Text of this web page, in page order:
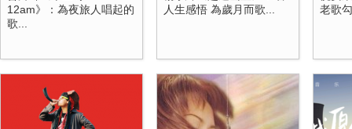
12am》：為夜旅人唱起的
歌...
人生感悟 為歲月而歌...
老歌